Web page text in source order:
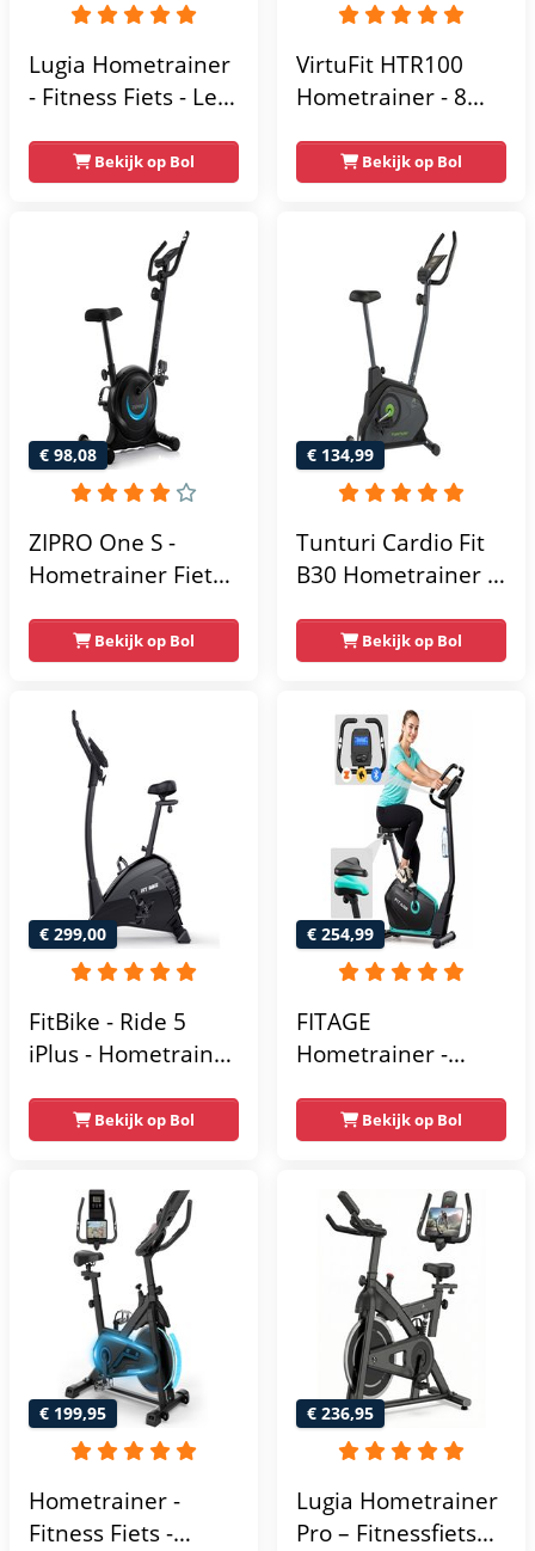
Lugia Hometrainer
- Fitness Fiets - Led
Verstelbaar Zadel -
0-100% weerstand
Hartslagfunctie -
Max 130kg -
Extreem Stil
Bekijk op Bol
VirtuFit HTR100
Hometrainer - 8
Weerstandniveau's
- Verstelbaar zadel
Tablethouder -
Max. 120 kg
Gebruikersgewicht
- Fitnessfiets
Bekijk op Bol
€ 98,08
ZIPRO One S -
Hometrainer Fiets -
Magnetische Fiets -
Hartslagsensoren -
Gemakkelijk te
transporteren -
Antislippedalen -
Homegym -
Stabiele structuur -
gebruikersgewicht
110 kg - Zwart en
Blauw
Bekijk op Bol
€ 134,99
Tunturi Cardio Fit
B30 Hometrainer -
weerstandsniveaus
- Tablethouder -
Hartslagfunctie en
transportwielen
Bekijk op Bol
€ 299,00
FitBike - Ride 5
iPlus - Hometrainer
Trainingsprogramma's
- Hartslagsensoren
Bekijk op Bol
€ 254,99
FITAGE
Hometrainer -
Weerstandsniveaus
- Tablethouder
voor Bluetooth
Kinomap & Zwift -
Fiets Lage Instap,
Ergonomisch & Stil
- Hometrainers
Fitness voor Thuis
Bekijk op Bol
€ 199,95
Hometrainer -
Fitness Fiets -
€ 236,95
Lugia Hometrainer
Pro – Fitnessfiets